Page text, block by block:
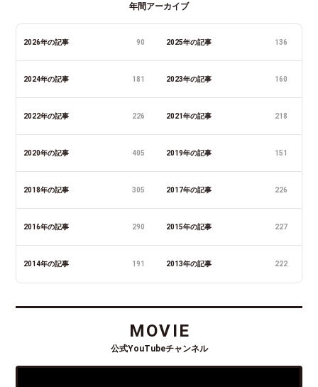
年間アーカイブ
2026年の記事 90 2025年の記事 136
2024年の記事 181 2023年の記事 160
2022年の記事 226 2021年の記事 218
2020年の記事 405 2019年の記事 151
2018年の記事 305 2017年の記事 226
2016年の記事 290 2015年の記事 227
2014年の記事 191 2013年の記事 222
MOVIE
公式YouTubeチャンネル